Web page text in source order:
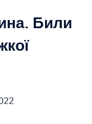
Били